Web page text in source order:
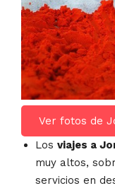
Ver fotos de
Los viajes a
muy altos,
servicios en